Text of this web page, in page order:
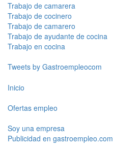
Trabajo de camarera
Trabajo de cocinero
Trabajo de camarero
Trabajo de ayudante de cocina
Trabajo en cocina
Tweets by Gastroempleocom
Inicio
Ofertas empleo
Soy una empresa
Publicidad en gastroempleo.com